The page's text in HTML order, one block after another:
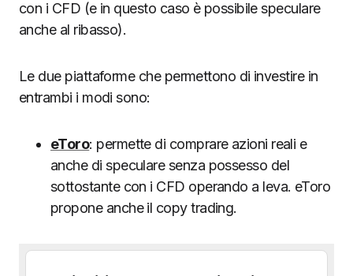
con i CFD (e in questo caso è possibile speculare
anche al ribasso).
Le due piattaforme che permettono di investire in
entrambi i modi sono:
eToro: permette di comprare azioni reali e
anche di speculare senza possesso del
sottostante con i CFD operando a leva. eToro
propone anche il copy trading.